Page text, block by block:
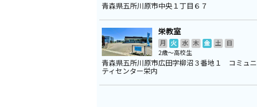
青森県五所川原市中央１丁目６７
栄教室
月 火 水 木 金 土
日
2歳～高校生
青森県五所川原市広田字柳沼３番地１ コミュニ
ティセンター栄内